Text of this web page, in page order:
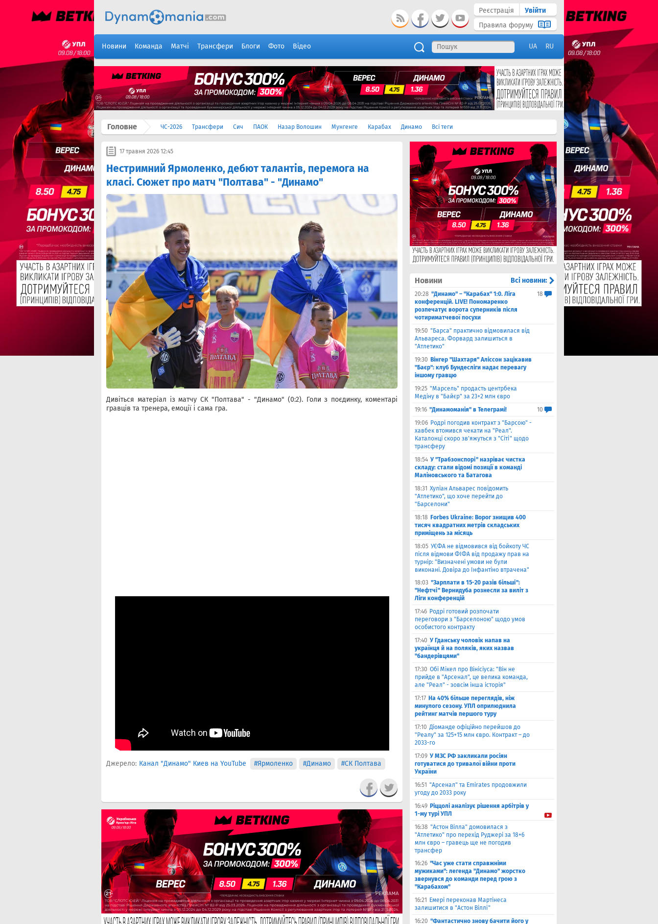
Реєстрація
Увійти
Правила форуму
Новини Команда Матчі Трансфери Блоги Фото Відео UA RU
Головне ЧС-2026 Трансфери Сич ПАОК Назар Волошин Мунгенге Карабах Динамо Всі теги
17 травня 2026 12:45
Нестримний Ярмоленко, дебют талантів, перемога на
класі. Сюжет про матч "Полтава" - "Динамо"
Дивіться матеріал із матчу СК "Полтава" - "Динамо" (0:2). Голи з поєдинку, коментарі
гравців та тренера, емоції і сама гра.
Джерело: Канал "Динамо" Киев на YouTube #Ярмоленко #Динамо #СК Полтава
Новини Всі новини:
20:28 "Динамо" – "Карабах" 1:0. Ліга
конференцій. LIVE! Пономаренко
розпечатує ворота суперників після
чотириматчевої посухи
18
19:50 "Барса" практично відмовилася від
Альвареса. Форвард залишиться в
"Атлетико"
19:30 Вінгер "Шахтаря" Аліссон зацікавив
"Баєр": клуб Бундесліги надає перевагу
іншому гравцю
19:25 "Марсель" продасть центрбека
Медіну в "Байєр" за 23+2 млн євро
19:16 "Динамоманія" в Телеграмі!
10
19:06 Родрі погодив контракт з "Барсою" -
хавбек втомився чекати на "Реал".
Каталонці скоро зв'яжуться з "Сіті" щодо
трансферу
18:54 У "Трабзонспорі" назріває чистка
складу: стали відомі позиції в команді
Малiновського та Батагова
18:31 Хуліан Альварес повідомить
"Атлетико", що хоче перейти до
"Барселони"
18:18 Forbes Ukraine: Ворог знищив 400
тисяч квадратних метрів складських
приміщень за місяць
18:05 УЄФА не відмовився від бойкоту ЧС
після відмови ФІФА від продажу прав на
турнір: "Визначені умови не були
виконані. Довіра до Інфантіно втрачена"
18:03 "Зарплати в 15-20 разів більші":
"Нефтчі" Вернидуба рознесли за виліт з
Ліги конференцій
17:46 Родрі готовий розпочати
переговори з "Барселоною" щодо умов
особистого контракту
17:40 У Гданську чоловік напав на
українця й на поляків, яких назвав
"бандерівцями"
17:30 Обі Мікел про Вінісіуса: "Він не
прийде в "Арсенал", це велика команда,
але "Реал" - зовсім інша історія"
17:17 На 40% більше переглядів, ніж
минулого сезону. УПЛ оприлюднила
рейтинг матчів першого туру
17:10 Діоманде офіційно перейшов до
"Реалу" за 125+15 млн євро. Контракт – до
2033-го
17:09 У МЗС РФ закликали росіян
готуватися до тривалої війни проти
України
16:51 "Арсенал" та Emirates продовжили
угоду до 2033 року
16:49 Ріццолі аналізує рішення арбітрів у
1-му турі УПЛ
16:38 "Астон Вілла" домовилася з
"Атлетико" про перехід Руджері за 18+6
млн євро – гравець ще не погодив
трансфер
16:26 "Час уже стати справжніми
мужиками": легенда "Динамо" жорстко
звернувся до команди перед грою з
"Карабахом"
16:21
Емері переконав Мартінеса
залишитися в "Астон Віллі"
16:20 "Фантастично знову бачити його у